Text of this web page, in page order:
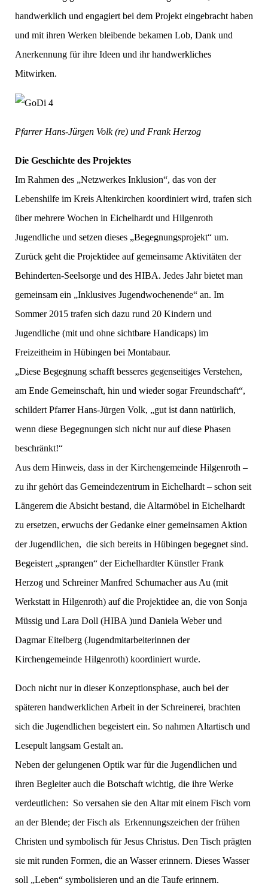
handwerklich und engagiert bei dem Projekt eingebracht haben
und mit ihren Werken bleibende bekamen Lob, Dank und
Anerkennung für ihre Ideen und ihr handwerkliches
Mitwirken.
Pfarrer Hans-Jürgen Volk (re) und Frank Herzog
Die Geschichte des Projektes
Im Rahmen des „Netzwerkes Inklusion“, das von der
Lebenshilfe im Kreis Altenkirchen koordiniert wird, trafen sich
über mehrere Wochen in Eichelhardt und Hilgenroth
Jugendliche und setzen dieses „Begegnungsprojekt“ um.
Zurück geht die Projektidee auf gemeinsame Aktivitäten der
Behinderten-Seelsorge und des HIBA. Jedes Jahr bietet man
gemeinsam ein „Inklusives Jugendwochenende“ an. Im
Sommer 2015 trafen sich dazu rund 20 Kindern und
Jugendliche (mit und ohne sichtbare Handicaps) im
Freizeitheim in Hübingen bei Montabaur.
„Diese Begegnung schafft besseres gegenseitiges Verstehen,
am Ende Gemeinschaft, hin und wieder sogar Freundschaft“,
schildert Pfarrer Hans-Jürgen Volk, „gut ist dann natürlich,
wenn diese Begegnungen sich nicht nur auf diese Phasen
beschränkt!“
Aus dem Hinweis, dass in der Kirchengemeinde Hilgenroth –
zu ihr gehört das Gemeindezentrum in Eichelhardt – schon seit
Längerem die Absicht bestand, die Altarmöbel in Eichelhardt
zu ersetzen, erwuchs der Gedanke einer gemeinsamen Aktion
der Jugendlichen, die sich bereits in Hübingen begegnet sind.
Begeistert „sprangen“ der Eichelhardter Künstler Frank
Herzog und Schreiner Manfred Schumacher aus Au (mit
Werkstatt in Hilgenroth) auf die Projektidee an, die von Sonja
Müssig und Lara Doll (HIBA )und Daniela Weber und
Dagmar Eitelberg (Jugendmitarbeiterinnen der
Kirchengemeinde Hilgenroth) koordiniert wurde.
Doch nicht nur in dieser Konzeptionsphase, auch bei der
späteren handwerklichen Arbeit in der Schreinerei, brachten
sich die Jugendlichen begeistert ein. So nahmen Altartisch und
Lesepult langsam Gestalt an.
Neben der gelungenen Optik war für die Jugendlichen und
ihren Begleiter auch die Botschaft wichtig, die ihre Werke
verdeutlichen: So versahen sie den Altar mit einem Fisch vorn
an der Blende; der Fisch als Erkennungszeichen der frühen
Christen und symbolisch für Jesus Christus. Den Tisch prägten
sie mit runden Formen, die an Wasser erinnern. Dieses Wasser
soll „Leben“ symbolisieren und an die Taufe erinnern.